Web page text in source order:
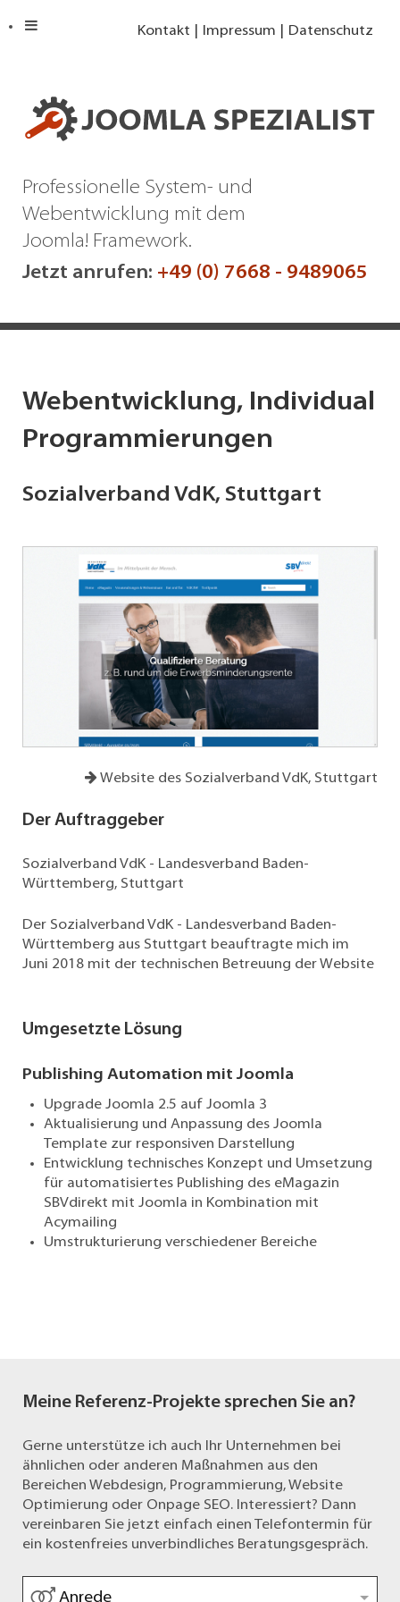
Kontakt Impressum Datenschutz
Professionelle System- und
Webentwicklung mit dem
Joomla! Framework.
Jetzt anrufen: +49 (0) 7668 - 9489065
Webentwicklung, Individual
Programmierungen
Sozialverband VdK, Stuttgart
Website des Sozialverband VdK, Stuttgart
Der Auftraggeber
Sozialverband VdK - Landesverband Baden-
Württemberg, Stuttgart
Der Sozialverband VdK - Landesverband Baden-
Württemberg aus Stuttgart beauftragte mich im
Juni 2018 mit der technischen Betreuung der Website
Umgesetzte Lösung
Publishing Automation mit Joomla
Upgrade Joomla 2.5 auf Joomla 3
Aktualisierung und Anpassung des Joomla
Template zur responsiven Darstellung
Entwicklung technisches Konzept und Umsetzung
für automatisiertes Publishing des eMagazin
SBVdirekt mit Joomla in Kombination mit
Acymailing
Umstrukturierung verschiedener Bereiche
Meine Referenz-Projekte sprechen Sie an?
Gerne unterstütze ich auch Ihr Unternehmen bei
ähnlichen oder anderen Maßnahmen aus den
Bereichen Webdesign, Programmierung, Website
Optimierung oder Onpage SEO. Interessiert? Dann
vereinbaren Sie jetzt einfach einen Telefontermin für
ein kostenfreies unverbindliches Beratungsgespräch.
Anrede